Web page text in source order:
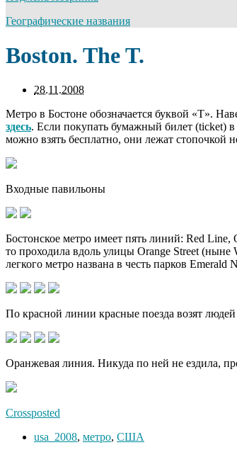
Географические названия
Boston. The T.
28.11.2008
Метро в Бостоне обозначается буквой «Т».
здесь. Если покупать бумажный билет (ticket) в
можно взять бесплатно, они лежат стопочкой
Входные павильоны
Бостонское метро имеет пять линий: Red
то проходила вдоль улицы Orange Street (ныне
легкого метро названа в честь парков
По красной линии красные поезда возят
Оранжевая линия. Никуда по ней не ездила,
Crossposted
usa_2008, метро, США